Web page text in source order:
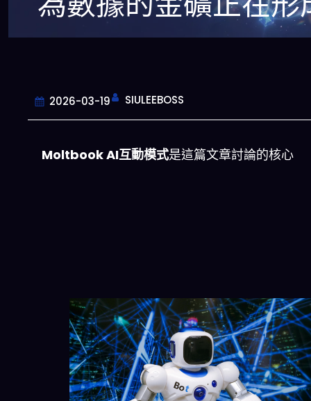
2026-03-19 SIULEEBOSS
Moltbook AI互動模式是這篇文章討論的核心